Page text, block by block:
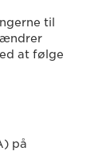
til
ændrer
at følge
på